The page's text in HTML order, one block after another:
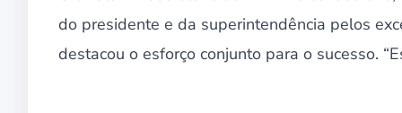
do presidente e da superintendência pelos
destacou o esforço conjunto para o sucesso.